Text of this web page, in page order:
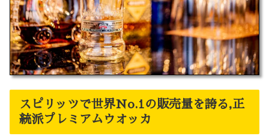
スピリッツで世界No.1の販売量を誇る,正
統派プレミアムウオッカ